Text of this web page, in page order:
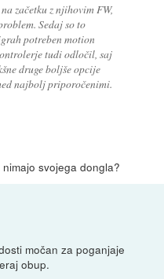
začetku z njihovim FW,
Sedaj so to
potreben motion
tudi odločil, saj
druge boljše opcije
najbolj priporočenimi.
svojega dongla?
močan za poganjaje
obup.